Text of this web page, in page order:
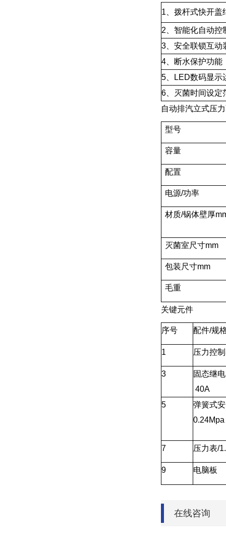
1、拨杆式快开盖
2、智能化自动
3、安全联锁互动
4、断水保护功能
5、LED数码显示
6、灭菌时间设
自动排汽立式压
型号
容量
配置
电源/功率
材质/锅体壁厚
灭菌室尺寸mm
包装尺寸mm
毛重
关键元件
序号 配件/规
1 压力控
3
固态继
40A
5
弹簧式
0.24Mpa
7 压力表/
9 电脑板
在线咨询